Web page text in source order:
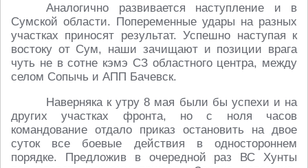
Аналогично развивается наступление и в
Сумской области. Попеременные удары на разных
участках приносят результат. Успешно наступая к
востоку от Сум, наши зачищают и позиции врага
чуть не в сотне кэмэ СЗ областного центра, между
селом Сопычь и АПП Бачевск.
Наверняка к утру 8 мая были бы успехи и на
других участках фронта, но с ноля часов
командование отдало приказ остановить на двое
суток все боевые действия в одностороннем
порядке. Предложив в очередной раз ВС Хунты